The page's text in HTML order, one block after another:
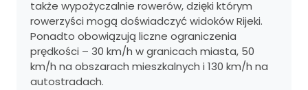
także wypożyczalnie rowerów, dzięki którym
rowerzyści mogą doświadczyć widoków Rijeki.
Ponadto obowiązują liczne ograniczenia
prędkości – 30 km/h w granicach miasta, 50
km/h na obszarach mieszkalnych i 130 km/h na
autostradach.